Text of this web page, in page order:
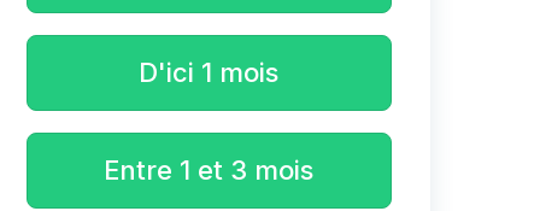
D'ici 1 mois
Entre 1 et 3 mois